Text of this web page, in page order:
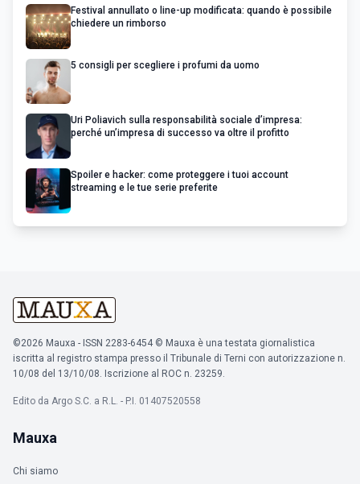
Festival annullato o line-up modificata: quando è possibile
chiedere un rimborso
5 consigli per scegliere i profumi da uomo
Uri Poliavich sulla responsabilità sociale d’impresa:
perché un’impresa di successo va oltre il profitto
Spoiler e hacker: come proteggere i tuoi account
streaming e le tue serie preferite
©2026 Mauxa - ISSN 2283-6454 © Mauxa è una testata giornalistica
iscritta al registro stampa presso il Tribunale di Terni con autorizzazione n.
10/08 del 13/10/08. Iscrizione al ROC n. 23259.
Edito da Argo S.C. a R.L. - P.I. 01407520558
Mauxa
Chi siamo